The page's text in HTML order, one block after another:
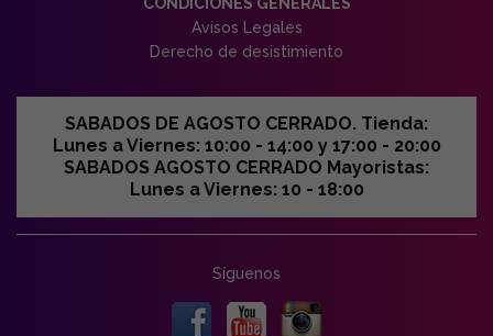
Avisos Legales
Derecho de desistimiento
SABADOS DE AGOSTO CERRADO. Tienda:
Lunes a Viernes: 10:00 - 14:00 y 17:00 - 20:00
SABADOS AGOSTO CERRADO Mayoristas:
Lunes a Viernes: 10 - 18:00
Síguenos